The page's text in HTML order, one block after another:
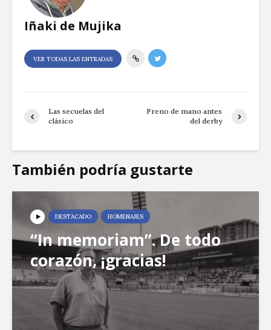
Iñaki de Mujika
VER TODAS LAS ENTRADAS
Las secuelas del
clásico
Freno de mano antes
del derby
También podría gustarte
DESTACADO HOMENAJES
“In memoriam”. De todo
corazón, ¡gracias!